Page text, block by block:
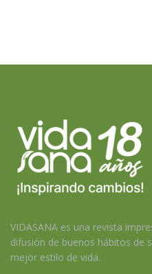
VIDASANA es una revista
difusión de buenos hábitos de
mejor estilo de vida.